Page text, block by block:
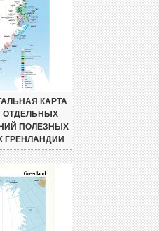
КАРТА
ОТДЕЛЬНЫХ
ПОЛЕЗНЫХ
ГРЕНЛАНДИИ